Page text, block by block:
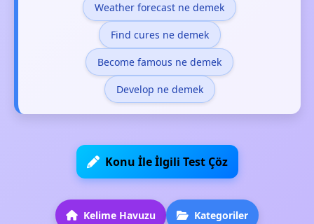
Weather forecast ne demek
Find cures ne demek
Become famous ne demek
Develop ne demek
Konu İle İlgili Test Çöz
Kelime Havuzu Kategoriler